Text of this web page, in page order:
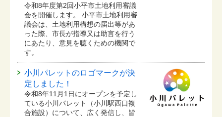
令和8年度第2回小平市土地利用審議
会を開催します。 小平市土地利用審
議会は、土地利用構想の届出等があ
った際、市長が指導又は助言を行う
にあたり、意見を聴くための機関で
す。
小川パレットのロゴマークが決
定しました！
令和8年11月1日にオープンを予定し
ている⼩川パレット（小川駅西口複
合施設）について、広く発信し、皆